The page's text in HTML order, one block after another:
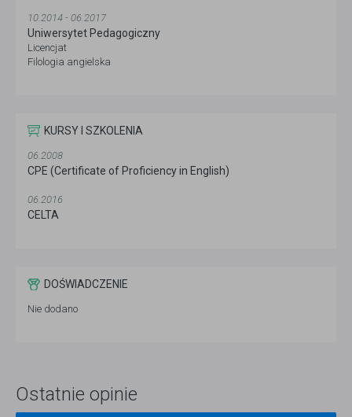
10.2014 - 06.2017
Uniwersytet Pedagogiczny
Licencjat
Filologia angielska
KURSY I SZKOLENIA
06.2008
CPE (Certificate of Proficiency in English)
06.2016
CELTA
DOŚWIADCZENIE
Nie dodano
Ostatnie opinie